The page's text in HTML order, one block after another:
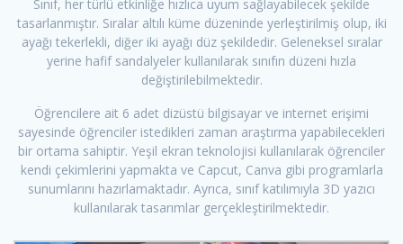
Sınıf, her türlü etkinliğe hızlıca uyum sağlayabilecek şekilde
tasarlanmıştır. Sıralar altılı küme düzeninde yerleştirilmiş olup, iki
ayağı tekerlekli, diğer iki ayağı düz şekildedir. Geleneksel sıralar
yerine hafif sandalyeler kullanılarak sınıfın düzeni hızla
değiştirilebilmektedir.
Öğrencilere ait 6 adet dizüstü bilgisayar ve internet erişimi
sayesinde öğrenciler istedikleri zaman araştırma yapabilecekleri
bir ortama sahiptir. Yeşil ekran teknolojisi kullanılarak öğrenciler
kendi çekimlerini yapmakta ve Capcut, Canva gibi programlarla
sunumlarını hazırlamaktadır. Ayrıca, sınıf katılımıyla 3D yazıcı
kullanılarak tasarımlar gerçekleştirilmektedir.